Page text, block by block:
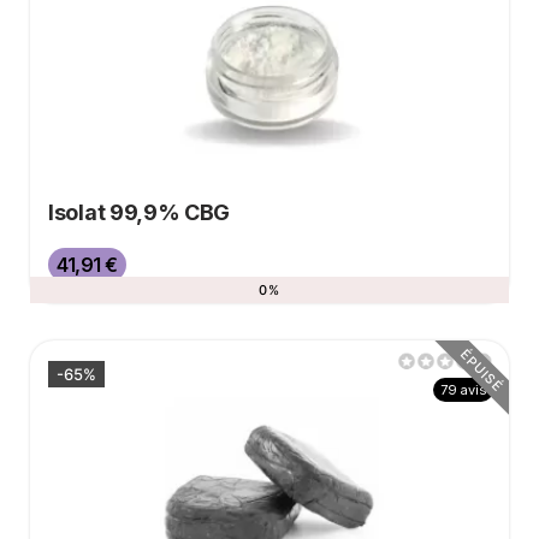
ÉPUISÉ
79 avis
-65%
Isolat 99,9% CBG
Prix de base
Prix
41,91 €
0%